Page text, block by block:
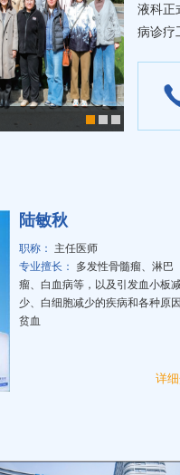
液科正
病诊疗
陆敏秋
职称：主任医师
专业擅长：多发性骨髓瘤、淋巴
瘤、白血病等，以及引发血小板减
少、白细胞减少的疾病和各种原因
详细介